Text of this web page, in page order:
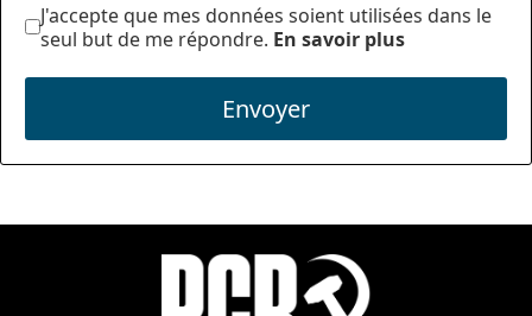
J'accepte que mes données soient utilisées dans le
seul but de me répondre. En savoir plus
Envoyer